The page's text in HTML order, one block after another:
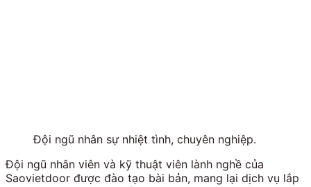
Đội ngũ nhân sự nhiệt tình, chuyên nghiệp.
Đội ngũ nhân viên và kỹ thuật viên lành nghề của
Saovietdoor được đào tạo bài bản, mang lại dịch vụ lắp